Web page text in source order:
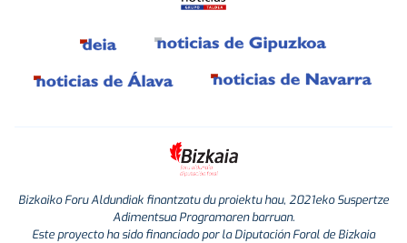
Bizkaiko Foru Aldundiak finantzatu du proiektu hau, 2021eko Suspertze
Adimentsua Programaren barruan.
Este proyecto ha sido financiado por la Diputación Foral de Bizkaia